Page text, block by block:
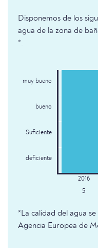
Disponemos de los
agua de la zona de
*.
muy bueno
bueno
Suficiente
deficiente
5
*La calidad del agua
Agencia Europea de